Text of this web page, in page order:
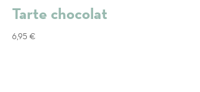
Tarte chocolat
6,95 €